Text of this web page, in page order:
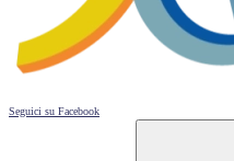
Seguici su Facebook